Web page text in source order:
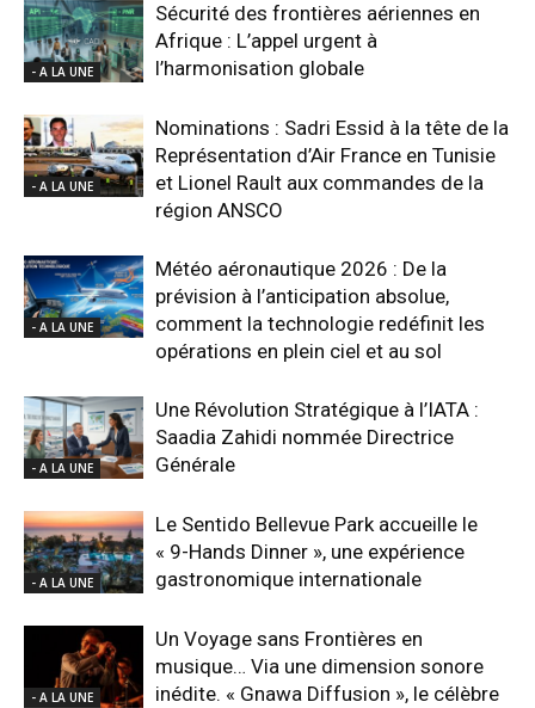
- A LA UNE
Sécurité des frontières aériennes en
Afrique : L’appel urgent à
l’harmonisation globale
- A LA UNE
Nominations : Sadri Essid à la tête de la
Représentation d’Air France en Tunisie
et Lionel Rault aux commandes de la
région ANSCO
- A LA UNE
Météo aéronautique 2026 : De la
prévision à l’anticipation absolue,
comment la technologie redéfinit les
opérations en plein ciel et au sol
- A LA UNE
Une Révolution Stratégique à l’IATA :
Saadia Zahidi nommée Directrice
Générale
- A LA UNE
Le Sentido Bellevue Park accueille le
« 9-Hands Dinner », une expérience
gastronomique internationale
- A LA UNE
Un Voyage sans Frontières en
musique… Via une dimension sonore
inédite. « Gnawa Diffusion », le célèbre